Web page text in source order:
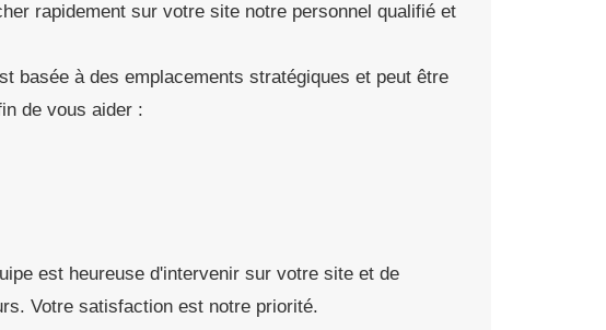
rapidement sur votre site notre personnel qualifié et
basée à des emplacements stratégiques et peut être
de vous aider :
est heureuse d'intervenir sur votre site et de
Votre satisfaction est notre priorité.